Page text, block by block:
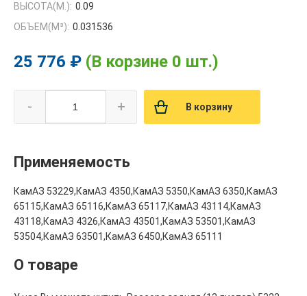
ВЫСОТА(М.): 0.09
ОБЪЕМ(M³): 0.031536
25 776 ₽ (В корзине 0 шт.)
- + В корзину
Применяемость
КамАЗ 53229,КамАЗ 4350,КамАЗ 5350,КамАЗ 6350,КамАЗ
65115,КамАЗ 65116,КамАЗ 65117,КамАЗ 43114,КамАЗ
43118,КамАЗ 4326,КамАЗ 43501,КамАЗ 53501,КамАЗ
53504,КамАЗ 63501,КамАЗ 6450,КамАЗ 65111
О товаре